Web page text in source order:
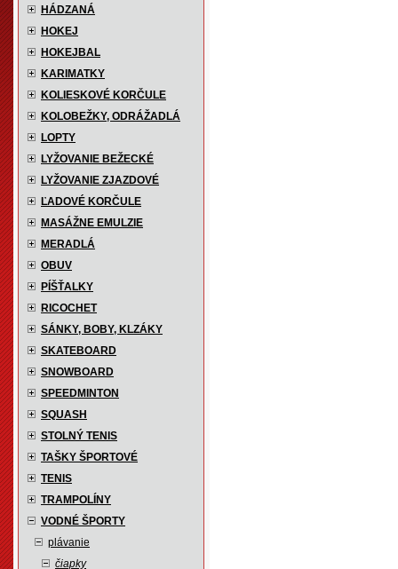
HÁDZANÁ
HOKEJ
HOKEJBAL
KARIMATKY
KOLIESKOVÉ KORČULE
KOLOBEŽKY, ODRÁŽADLÁ
LOPTY
LYŽOVANIE BEŽECKÉ
LYŽOVANIE ZJAZDOVÉ
ĽADOVÉ KORČULE
MASÁŽNE EMULZIE
MERADLÁ
OBUV
PÍŠŤALKY
RICOCHET
SÁNKY, BOBY, KLZÁKY
SKATEBOARD
SNOWBOARD
SPEEDMINTON
SQUASH
STOLNÝ TENIS
TAŠKY ŠPORTOVÉ
TENIS
TRAMPOLÍNY
VODNÉ ŠPORTY
plávanie
čiapky